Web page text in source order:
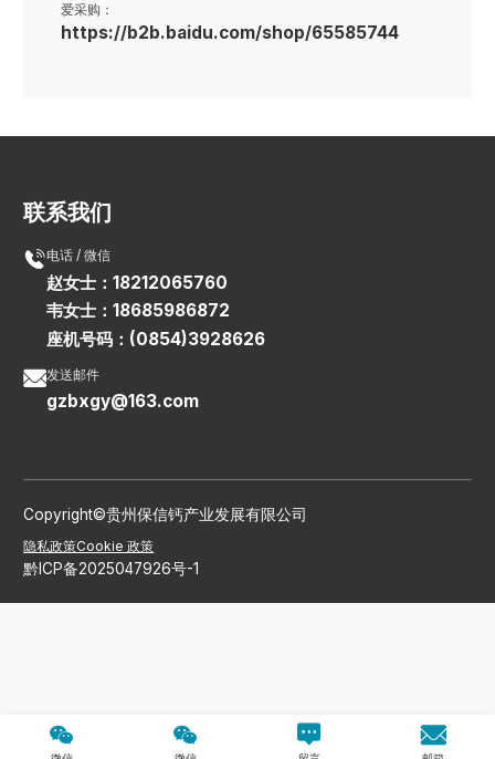
爱采购：
https://b2b.baidu.com/shop/65585744
   
联系我们
电话 / 微信
赵女士：18212065760
韦女士：18685986872
座机号码：(0854)3928626
发送邮件
gzbxgy@163.com
Copyright©贵州保信钙产业发展有限公司
隐私政策Cookie 政策
黔ICP备2025047926号-1